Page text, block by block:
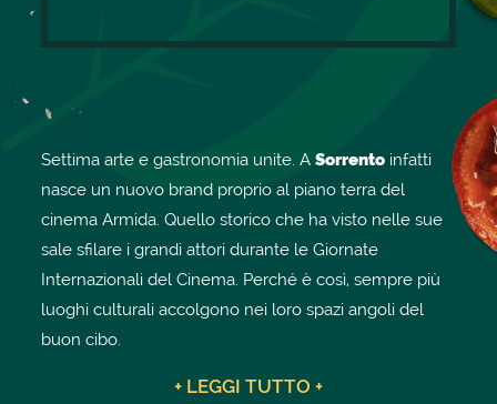
Settima arte e gastronomia unite. ASorrento infatti
nasce un nuovo brand proprio al piano terra del
cinema Armida. Quello storico che ha visto nelle sue
sale sfilare i grandi attori durante le Giornate
Internazionali del Cinema. Perché è così, sempre più
luoghi culturali accolgono nei loro spazi angoli del
buon cibo.
+ LEGGI TUTTO +